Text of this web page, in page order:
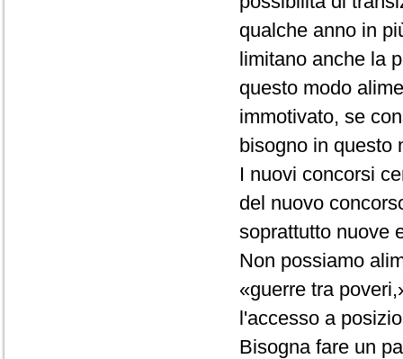
qualche anno in
limitano anche la
questo modo
immotivato, se
bisogno in questo
I nuovi concorsi
del nuovo
soprattutto nuove
Non possiamo
«guerre tra
l'accesso a
Bisogna fare un